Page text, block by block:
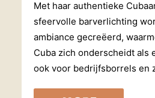
Met haar authentieke
sfeervolle barverlichting
ambiance gecreëerd,
Cuba zich onderscheidt als
ook voor bedrijfsborrels en